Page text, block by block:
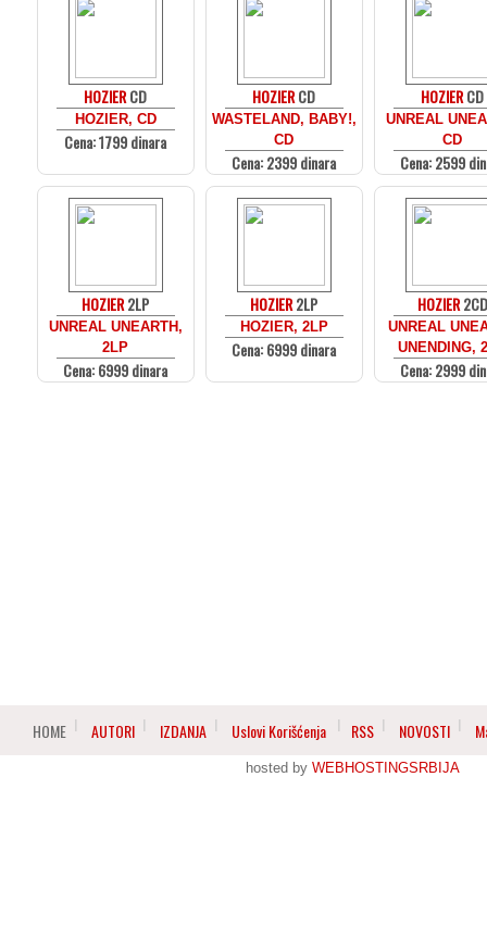
HOZIERCD
HOZIER, CD
Cena: 1799 dinara
HOZIERCD
WASTELAND, BABY!,
CD
Cena: 2399 dinara
HOZIERCD
UNREAL
CD
Cena: 2599
HOZIER2LP
UNREAL UNEARTH,
2LP
Cena: 6999 dinara
HOZIER2LP
HOZIER, 2LP
Cena: 6999 dinara
HOZIER2CD
UNREAL
UNENDING,
Cena: 2999
HOME AUTORI IZDANJA Uslovi Korišćenja RSS NOVOSTI
hosted by WEBHOSTINGSRBIJA